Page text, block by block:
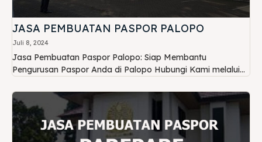
JASA PEMBUATAN PASPOR PALOPO
Juli 8, 2024
Jasa Pembuatan Paspor Palopo: Siap Membantu
Pengurusan Paspor Anda di Palopo Hubungi Kami melalui...